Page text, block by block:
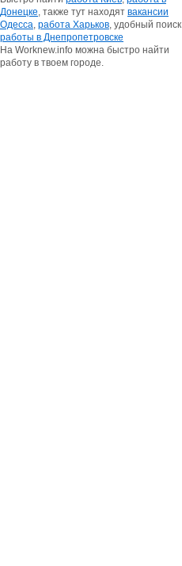
Донецке, также тут находят вакансии
Одесса, работа Харьков, удобный поиск
работы в Днепропетровске
На Worknew.info можна быстро найти
работу в твоем городе.